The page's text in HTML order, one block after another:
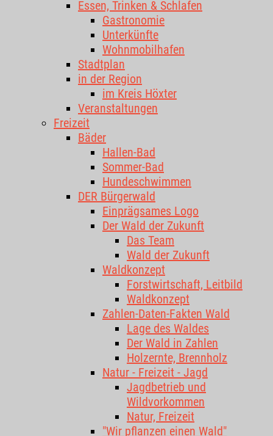
Essen, Trinken & Schlafen
Gastronomie
Unterkünfte
Wohnmobilhafen
Stadtplan
in der Region
im Kreis Höxter
Veranstaltungen
Freizeit
Bäder
Hallen-Bad
Sommer-Bad
Hundeschwimmen
DER Bürgerwald
Einprägsames Logo
Der Wald der Zukunft
Das Team
Wald der Zukunft
Waldkonzept
Forstwirtschaft, Leitbild
Waldkonzept
Zahlen-Daten-Fakten Wald
Lage des Waldes
Der Wald in Zahlen
Holzernte, Brennholz
Natur - Freizeit - Jagd
Jagdbetrieb und
Wildvorkommen
Natur, Freizeit
"Wir pflanzen einen Wald"